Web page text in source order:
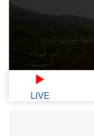
LIVE